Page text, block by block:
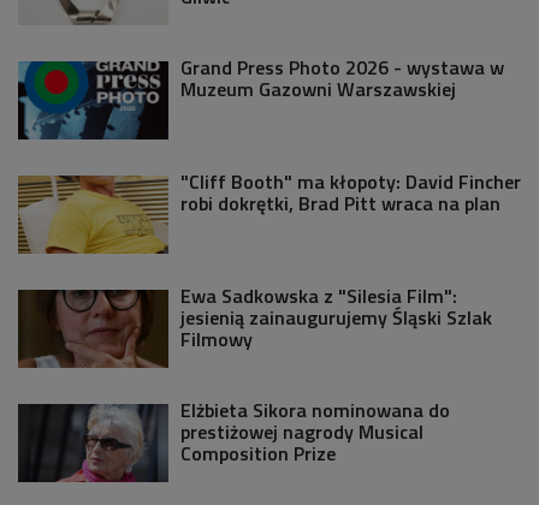
Grand Press Photo 2026 - wystawa w
Muzeum Gazowni Warszawskiej
"Cliff Booth" ma kłopoty: David Fincher
robi dokrętki, Brad Pitt wraca na plan
Ewa Sadkowska z "Silesia Film":
jesienią zainaugurujemy Śląski Szlak
Filmowy
Elżbieta Sikora nominowana do
prestiżowej nagrody Musical
Composition Prize